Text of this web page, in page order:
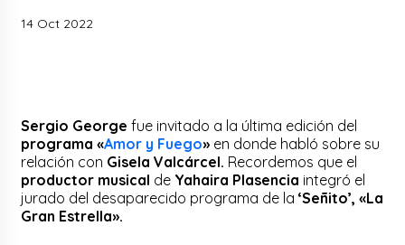
14 Oct 2022
Sergio Georgefue invitado a la última edición del
programa «Amor y Fuego» en donde habló sobre su
relación con Gisela Valcárcel. Recordemos que el
productor musical de Yahaira Plasencia integró el
jurado del desaparecido programa de la‘Señito’, «La
Gran Estrella».